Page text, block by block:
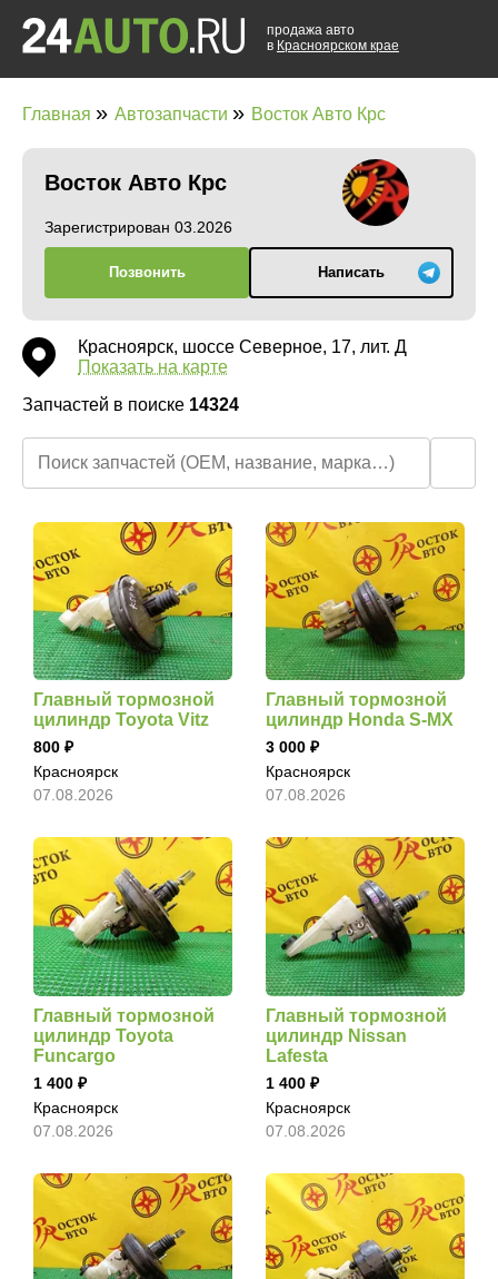
продажа авто
в Красноярском крае
Главная » Автозапчасти » Восток Авто Крс
Восток Авто Крс
Зарегистрирован 03.2026
Позвонить Написать
Красноярск, шоссе Северное, 17, лит. Д
Показать на карте
Запчастей в поиске 14324
Главный тормозной
цилиндр Toyota Vitz
800
Красноярск
07.08.2026
Главный тормозной
цилиндр Honda S-MX
3 000
Красноярск
07.08.2026
Главный тормозной
цилиндр Toyota
Funcargo
1 400
Красноярск
07.08.2026
Главный тормозной
цилиндр Nissan
Lafesta
1 400
Красноярск
07.08.2026